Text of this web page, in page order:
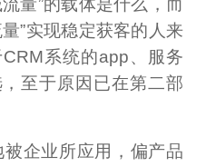
”实现稳定获客的人来
系统的app、服务
至于原因已在第二部
企业所应用，偏产品